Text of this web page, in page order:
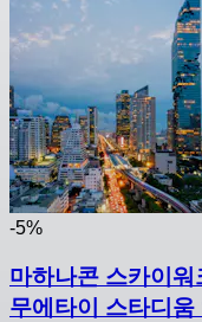
-5%
마하나콘 스카이
무에타이 스타디움